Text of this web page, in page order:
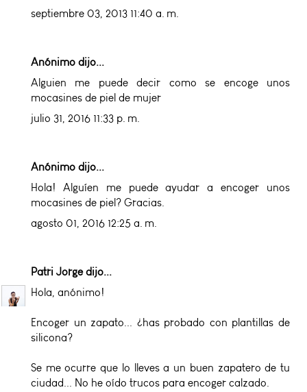
septiembre 03, 2013 11:40 a. m.
Anónimo dijo...
Alguien me puede decir como se encoge unos
mocasines de piel de mujer
julio 31, 2016 11:33 p. m.
Anónimo dijo...
Hola! Alguíen me puede ayudar a encoger unos
mocasines de piel? Gracias.
agosto 01, 2016 12:25 a. m.
Patri Jorgedijo...
Hola, anónimo!
Encoger un zapato... ¿has probado con plantillas de
silicona?
Se me ocurre que lo lleves a un buen zapatero de tu
ciudad... No he oído trucos para encoger calzado.